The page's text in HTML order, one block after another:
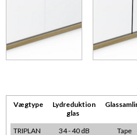
Vægtype
Lydreduktion
glas
TRIPLAN
34 - 40 dB Tape